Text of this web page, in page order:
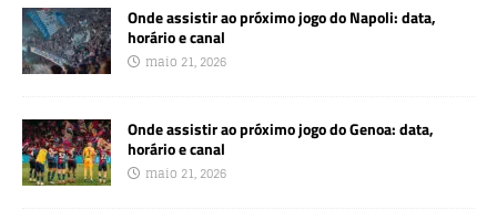
Onde assistir ao próximo jogo do Napoli: data,
horário e canal
maio 21, 2026
Onde assistir ao próximo jogo do Genoa: data,
horário e canal
maio 21, 2026